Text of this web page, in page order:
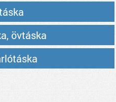
övtáska